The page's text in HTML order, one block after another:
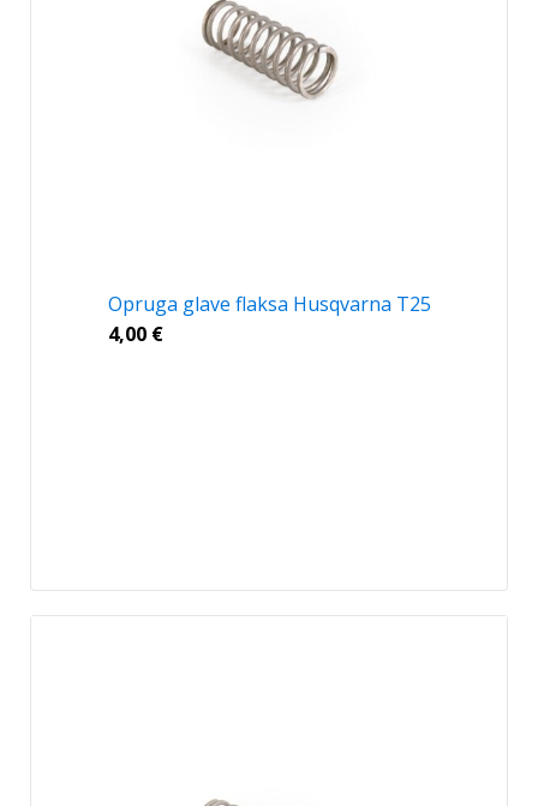
Opruga glave flaksa Husqvarna T25
4,00 €